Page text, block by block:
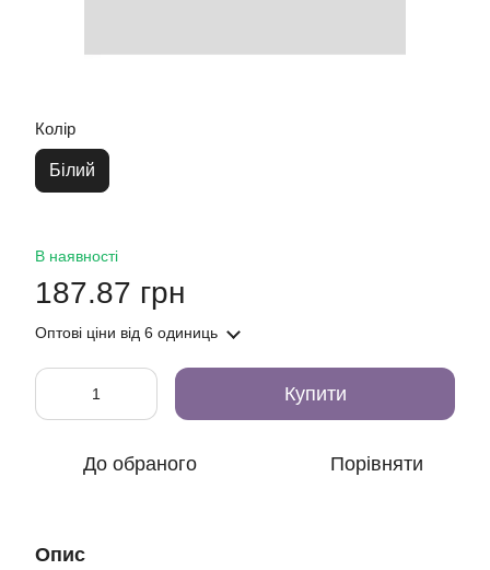
Колір
Білий
В наявності
187.87 грн
Оптові ціни від 6 одиниць
Купити
До обраного Порівняти
Опис